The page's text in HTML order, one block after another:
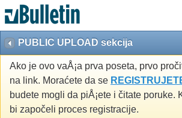
PUBLIC UPLOAD sekcija
Ako je ovo vaÅ¡a prva poseta, prvo
na link. Moraćete da se
budete mogli da piÅ¡ete i čitate poruke.
bi započeli proces registracije.